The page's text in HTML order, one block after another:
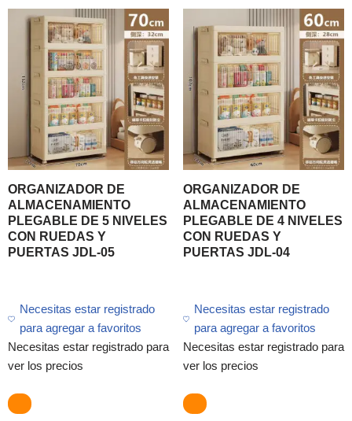
ORGANIZADOR DE
ALMACENAMIENTO
PLEGABLE DE 5 NIVELES
CON RUEDAS Y
PUERTAS JDL-05
Necesitas estar registrado
para agregar a favoritos
Necesitas estar registrado para
ver los precios
ORGANIZADOR DE
ALMACENAMIENTO
PLEGABLE DE 4 NIVELES
CON RUEDAS Y
PUERTAS JDL-04
Necesitas estar registrado
para agregar a favoritos
Necesitas estar registrado para
ver los precios